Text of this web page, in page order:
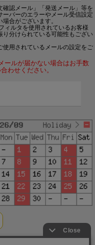
認メール」「発送メール」等を
バーのエラーやメール受信設定
合がございます。
ィルタを使用されているお客様
り分けられている可能性もござい
使用されているメールの設定をご
ールが届かない場合はお手数
わせください。